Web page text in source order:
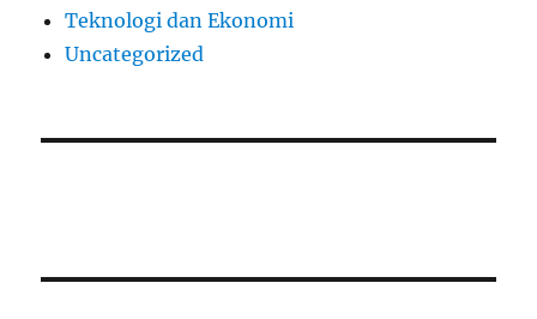
Teknologi dan Ekonomi
Uncategorized